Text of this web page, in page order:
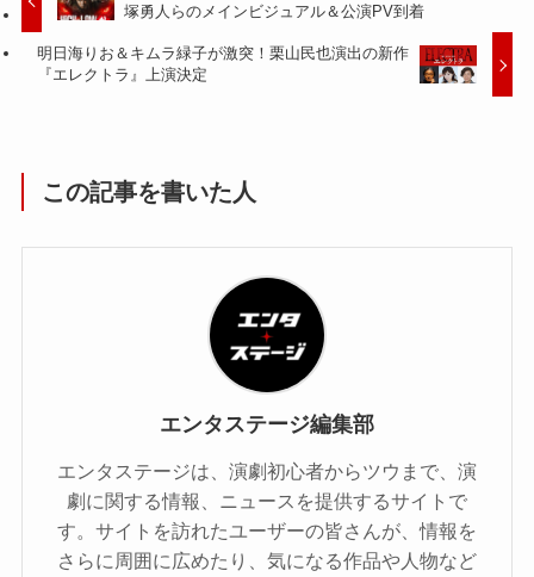
塚勇人らのメインビジュアル＆公演PV到着
明日海りお＆キムラ緑子が激突！栗山民也演出の新作
『エレクトラ』上演決定
この記事を書いた人
エンタステージ編集部
エンタステージは、演劇初心者からツウまで、演
劇に関する情報、ニュースを提供するサイトで
す。サイトを訪れたユーザーの皆さんが、情報を
さらに周囲に広めたり、気になる作品や人物など